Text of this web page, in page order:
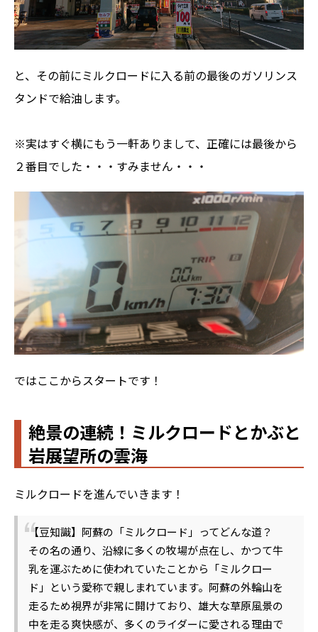
と、その前にミルクロードに入る前の最後のガソリンス
タンドで給油します。
※実はすぐ横にもう一軒ありまして、正確には最後から
２番目でした・・・すみません・・・
ではここからスタートです！
絶景の連続！ミルクロードとかぶと
岩展望所の雲海
ミルクロードを進んでいきます！
【豆知識】阿蘇の「ミルクロード」ってどんな道？
その名の通り、沿線に多くの牧場が点在し、かつて牛
乳を運ぶために使われていたことから「ミルクロー
ド」という愛称で親しまれています。阿蘇の外輪山を
走るため視界が非常に開けており、雄大な草原風景の
中を走る爽快感が、多くのライダーに愛される理由で